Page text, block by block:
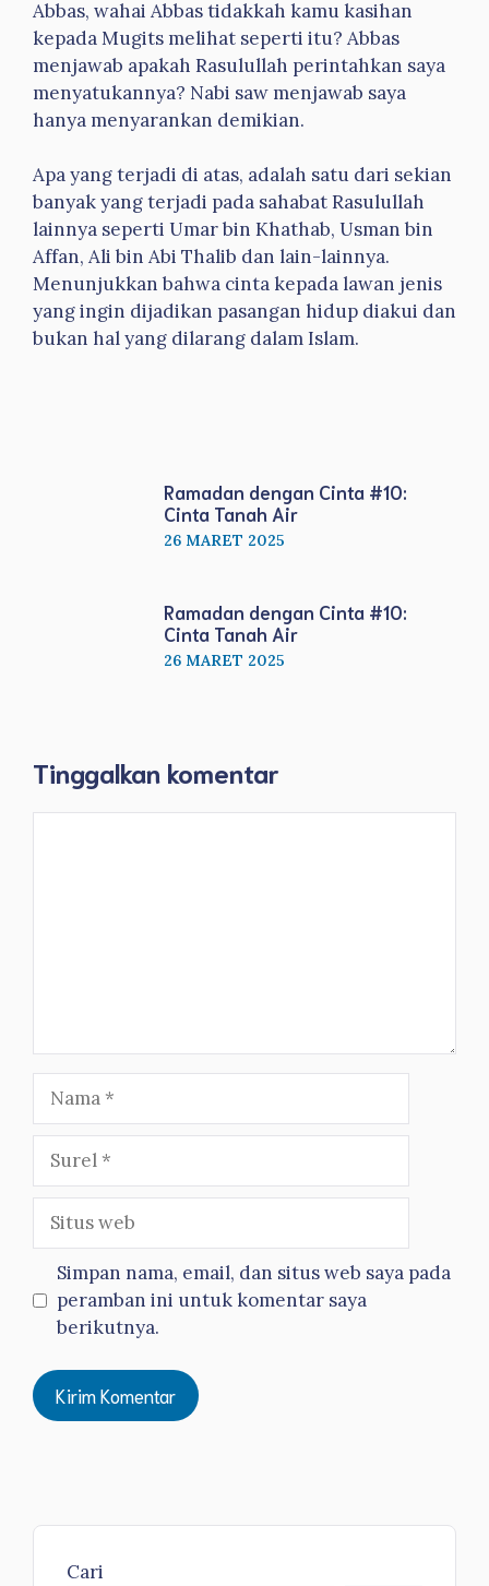
Abbas, wahai Abbas tidakkah kamu kasihan
kepada Mugits melihat seperti itu? Abbas
menjawab apakah Rasulullah perintahkan saya
menyatukannya? Nabi saw menjawab saya
hanya menyarankan demikian.
Apa yang terjadi di atas, adalah satu dari sekian
banyak yang terjadi pada sahabat Rasulullah
lainnya seperti Umar bin Khathab, Usman bin
Affan, Ali bin Abi Thalib dan lain-lainnya.
Menunjukkan bahwa cinta kepada lawan jenis
yang ingin dijadikan pasangan hidup diakui dan
bukan hal yang dilarang dalam Islam.
Ramadan dengan Cinta #10:
Cinta Tanah Air
26 MARET 2025
Ramadan dengan Cinta #10:
Cinta Tanah Air
26 MARET 2025
Tinggalkan komentar
web
Simpan nama, email, dan situs web saya pada
peramban ini untuk komentar saya
berikutnya.
Cari